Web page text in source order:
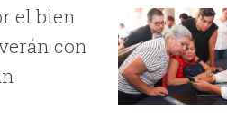
el bien
con